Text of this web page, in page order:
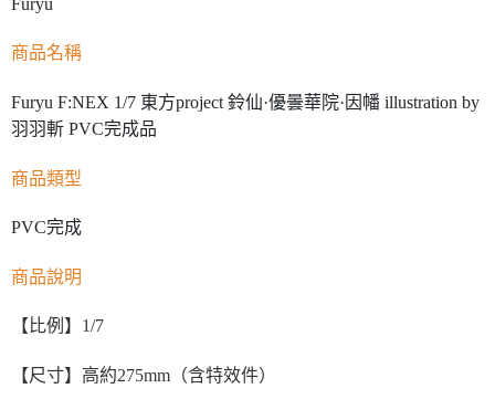
商品名稱
Furyu F:NEX 1/7 東方project 鈴仙·優曇華院·因幡 illustration by
羽羽斬 PVC完成品
商品類型
PVC完成
商品說明
【比例】1/7
【尺寸】高約275mm（含特效件）